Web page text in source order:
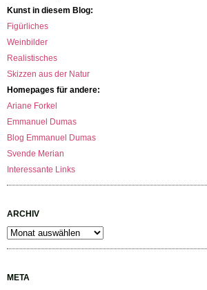
Kunst in diesem Blog:
Figürliches
Weinbilder
Realistisches
Skizzen aus der Natur
Homepages für andere:
Ariane Forkel
Emmanuel Dumas
Blog Emmanuel Dumas
Svende Merian
Interessante Links
ARCHIV
Archiv
META